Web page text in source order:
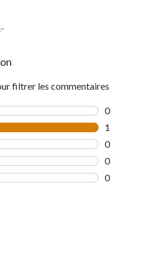
filtrer les commentaires
0
1
0
0
0